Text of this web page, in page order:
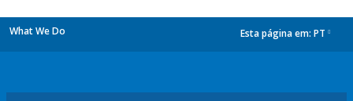
What We Do Esta página em: PT